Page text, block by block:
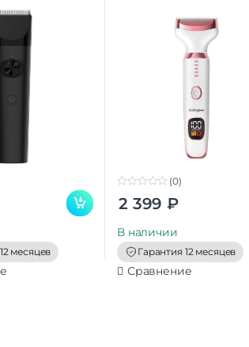
месяцев
o
o
(0)
2 399 ₽
В наличии
Гарантия 12 месяцев
Сравнение